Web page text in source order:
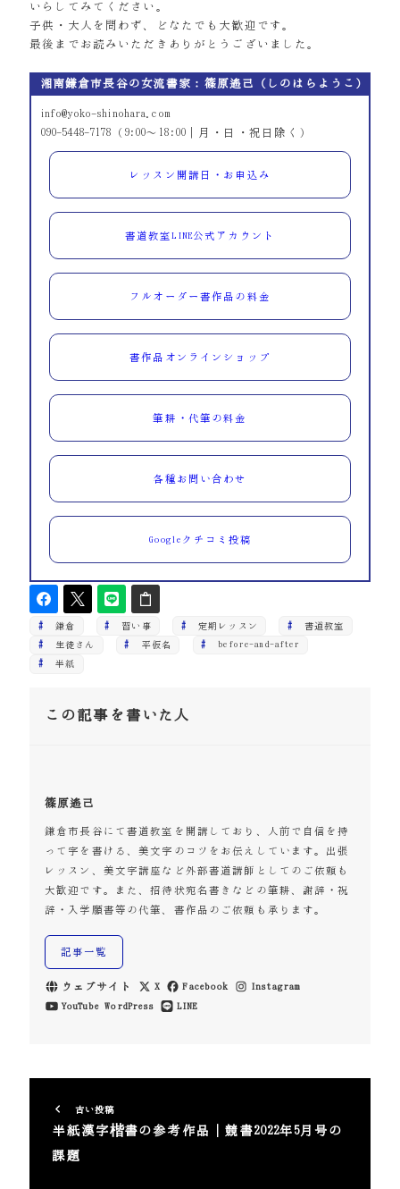
いらしてみてください。
子供・大人を問わず、どなたでも大歓迎です。
最後までお読みいただきありがとうございました。
湘南鎌倉市長谷の女流書家：篠原遙己（しのはらようこ）
info@yoko-shinohara.com
090-5448-7178（9:00～18:00｜月・日・祝日除く）
レッスン開講日・お申込み
書道教室LINE公式アカウント
フルオーダー書作品の料金
書作品オンラインショップ
筆耕・代筆の料金
各種お問い合わせ
Googleクチコミ投稿
鎌倉 習い事 定期レッスン 書道教室
生徒さん 平仮名 before-and-after
半紙
この記事を書いた人
篠原遙己
鎌倉市長谷にて書道教室を開講しており、人前で自信を持
って字を書ける、美文字のコツをお伝えしています。出張
レッスン、美文字講座など外部書道講師としてのご依頼も
大歓迎です。また、招待状宛名書きなどの筆耕、謝辞・祝
辞・入学願書等の代筆、書作品のご依頼も承ります。
記事一覧
ウェブサイト X Facebook
Instagram
YouTube WordPress LINE
古い投稿
半紙漢字楷書の参考作品｜競書2022年5月号の
課題